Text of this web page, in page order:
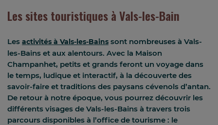
Les sites touristiques à Vals-les-Bain
Les activités à Vals-les-Bains sont nombreuses à Vals-
les-Bains et aux alentours. Avec la Maison
Champanhet, petits et grands feront un voyage dans
le temps, ludique et interactif, à la découverte des
savoir-faire et traditions des paysans cévenols d’antan.
De retour à notre époque, vous pourrez découvrir les
différents visages de Vals-les-Bains à travers trois
parcours disponibles à l’office de tourisme : le